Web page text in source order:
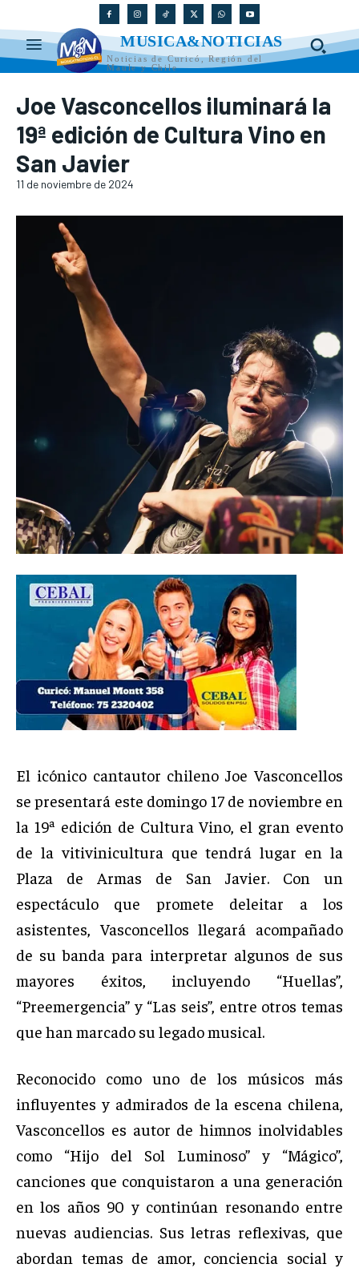
MUSICA&NOTICIAS
Noticias de Curicó, Región del
Maule y Chile
Joe Vasconcellos iluminará la
19ª edición de Cultura Vino en
San Javier
11 de noviembre de 2024
El icónico cantautor chileno Joe Vasconcellos
se presentará este domingo 17 de noviembre en
la 19ª edición de Cultura Vino, el gran evento
de la vitivinicultura que tendrá lugar en la
Plaza de Armas de San Javier. Con un
espectáculo que promete deleitar a los
asistentes, Vasconcellos llegará acompañado
de su banda para interpretar algunos de sus
mayores éxitos, incluyendo “Huellas”,
“Preemergencia” y “Las seis”, entre otros temas
que han marcado su legado musical.
Reconocido como uno de los músicos más
influyentes y admirados de la escena chilena,
Vasconcellos es autor de himnos inolvidables
como “Hijo del Sol Luminoso” y “Mágico”,
canciones que conquistaron a una generación
en los años 90 y continúan resonando entre
nuevas audiencias. Sus letras reflexivas, que
abordan temas de amor, conciencia social y